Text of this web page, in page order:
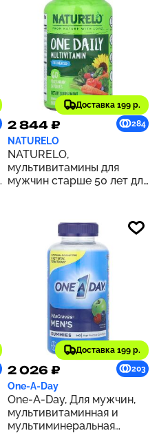
Доставка 199 р.
2 844 ₽ 284
NATURELO
NATURELO,
мультивитамины для
мужчин старше 50 лет для
Доставка 199 р.
2 026 ₽ 203
One-A-Day
One-A-Day, Для мужчин,
мультивитаминная и
мультиминеральная